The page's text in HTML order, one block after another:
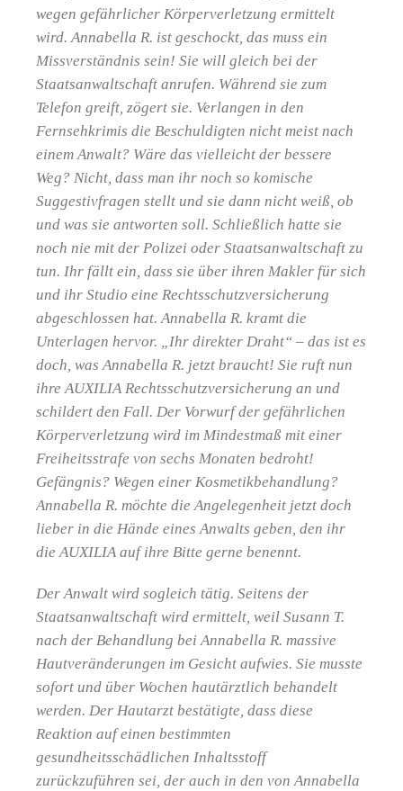
wegen gefährlicher Körperverletzung ermittelt
wird. Annabella R. ist geschockt, das muss ein
Missverständnis sein! Sie will gleich bei der
Staatsanwaltschaft anrufen. Während sie zum
Telefon greift, zögert sie. Verlangen in den
Fernsehkrimis die Beschuldigten nicht meist nach
einem Anwalt? Wäre das vielleicht der bessere
Weg? Nicht, dass man ihr noch so komische
Suggestivfragen stellt und sie dann nicht weiß, ob
und was sie antworten soll. Schließlich hatte sie
noch nie mit der Polizei oder Staatsanwaltschaft zu
tun. Ihr fällt ein, dass sie über ihren Makler für sich
und ihr Studio eine Rechtsschutzversicherung
abgeschlossen hat. Annabella R. kramt die
Unterlagen hervor. „Ihr direkter Draht“ – das ist es
doch, was Annabella R. jetzt braucht! Sie ruft nun
ihre AUXILIA Rechtsschutzversicherung an und
schildert den Fall. Der Vorwurf der gefährlichen
Körperverletzung wird im Mindestmaß mit einer
Freiheitsstrafe von sechs Monaten bedroht!
Gefängnis? Wegen einer Kosmetikbehandlung?
Annabella R. möchte die Angelegenheit jetzt doch
lieber in die Hände eines Anwalts geben, den ihr
die AUXILIA auf ihre Bitte gerne benennt.
Der Anwalt wird sogleich tätig. Seitens der
Staatsanwaltschaft wird ermittelt, weil Susann T.
nach der Behandlung bei Annabella R. massive
Hautveränderungen im Gesicht aufwies. Sie musste
sofort und über Wochen hautärztlich behandelt
werden. Der Hautarzt bestätigte, dass diese
Reaktion auf einen bestimmten
gesundheitsschädlichen Inhaltsstoff
zurückzuführen sei, der auch in den von Annabella